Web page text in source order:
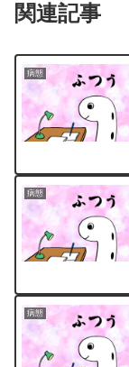
関連記事
病態
病態
病態